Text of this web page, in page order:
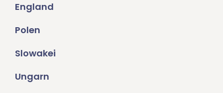
England
Polen
Slowakei
Ungarn